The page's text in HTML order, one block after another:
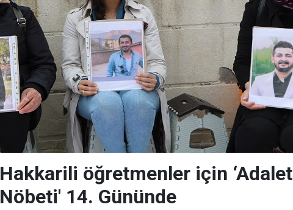
Hakkarili öğretmenler için ‘Adalet
Nöbeti' 14. Gününde